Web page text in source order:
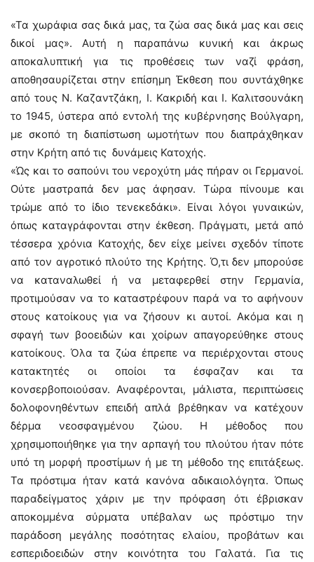
«Τα χωράφια σας δικά μας, τα ζώα σας δικά μας και σεις
δικοί μας». Αυτή η παραπάνω κυνική και άκρως
αποκαλυπτική για τις προθέσεις των ναζί φράση,
αποθησαυρίζεται στην επίσημη Έκθεση που συντάχθηκε
από τους Ν. Καζαντζάκη, Ι. Κακριδή και Ι. Καλιτσουνάκη
το 1945, ύστερα από εντολή της κυβέρνησης Βούλγαρη,
με σκοπό τη διαπίστωση ωμοτήτων που διαπράχθηκαν
στην Κρήτη από τις δυνάμεις Κατοχής.
«Ώς και το σαπούνι του νεροχύτη μάς πήραν οι Γερμανοί.
Ούτε μαστραπά δεν μας άφησαν. Τώρα πίνουμε και
τρώμε από το ίδιο τενεκεδάκι». Είναι λόγοι γυναικών,
όπως καταγράφονται στην έκθεση. Πράγματι, μετά από
τέσσερα χρόνια Κατοχής, δεν είχε μείνει σχεδόν τίποτε
από τον αγροτικό πλούτο της Κρήτης. Ό,τι δεν μπορούσε
να καταναλωθεί ή να μεταφερθεί στην Γερμανία,
προτιμούσαν να το καταστρέφουν παρά να το αφήνουν
στους κατοίκους για να ζήσουν κι αυτοί. Ακόμα και η
σφαγή των βοοειδών και χοίρων απαγορεύθηκε στους
κατοίκους. Όλα τα ζώα έπρεπε να περιέρχονται στους
κατακτητές οι οποίοι τα έσφαζαν και τα
κονσερβοποιούσαν. Αναφέρονται, μάλιστα, περιπτώσεις
δολοφονηθέντων επειδή απλά βρέθηκαν να κατέχουν
δέρμα νεοσφαγμένου ζώου. Η μέθοδος που
χρησιμοποιήθηκε για την αρπαγή του πλούτου ήταν πότε
υπό τη μορφή προστίμων ή με τη μέθοδο της επιτάξεως.
Τα πρόστιμα ήταν κατά κανόνα αδικαιολόγητα. Όπως
παραδείγματος χάριν με την πρόφαση ότι έβρισκαν
αποκομμένα σύρματα υπέβαλαν ως πρόστιμο την
παράδοση μεγάλης ποσότητας ελαίου, προβάτων και
εσπεριδοειδών στην κοινότητα του Γαλατά. Για τις